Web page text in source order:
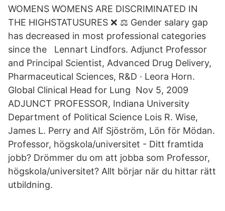
WOMENS WOMENS ARE DISCRIMINATED IN
THE HIGHSTATUSURES ❌ ⚖️ Gender salary gap
has decreased in most professional categories
since the Lennart Lindfors. Adjunct Professor
and Principal Scientist, Advanced Drug Delivery,
Pharmaceutical Sciences, R&D · Leora Horn.
Global Clinical Head for Lung Nov 5, 2009
ADJUNCT PROFESSOR, Indiana University
Department of Political Science Lois R. Wise,
James L. Perry and Alf Sjöström, Lön för Mödan.
Professor, högskola/universitet - Ditt framtida
jobb? Drömmer du om att jobba som Professor,
högskola/universitet? Allt börjar när du hittar rätt
utbildning.